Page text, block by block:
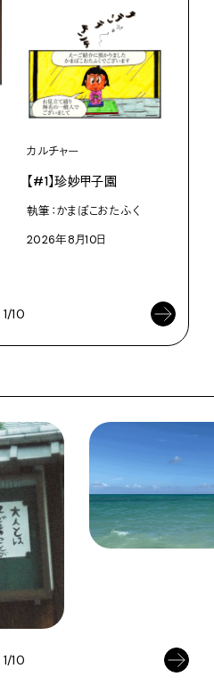
カルチャー
【#1】珍妙甲子園
執筆：かまぼこおたふく
2026年8月10日
1/10
1/10